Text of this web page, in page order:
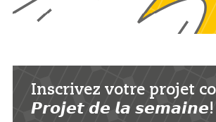
Inscrivez votre projet
𝙋𝙧𝙤𝙟𝙚𝙩 𝙙𝙚 𝙡𝙖 𝙨𝙚𝙢𝙖𝙞𝙣𝙚!